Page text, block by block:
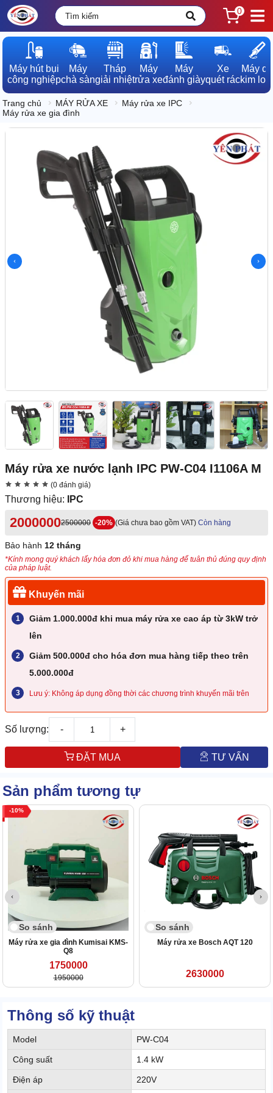
0
Máy hút bụi
công nghiệp
Máy
chà sàn
Tháp
giải nhiệt
Máy
rửa xe
Máy
đánh giày
Xe
quét rác
Máy dò
kim loại
Trang chủ MÁY RỬA XE
Máy rửa xe IPC
Máy rửa xe gia đình
Máy rửa xe nước lạnh IPC PW-C04 I1106A M
(0 đánh giá)
Thương hiệu: IPC
20000002500000 -20% (Giá chưa bao gồm VAT) Còn hàng
Bảo hành 12 tháng
*Kính mong quý khách lấy hóa đơn đỏ khi mua hàng để tuân thủ đúng quy định
của pháp luật.
Khuyến mãi
Giảm 1.000.000đ khi mua máy rửa xe cao áp từ 3kW trở
lên
Giảm 500.000đ cho hóa đơn mua hàng tiếp theo trên
5.000.000đ
Lưu ý: Không áp dụng đồng thời các chương trình khuyến mãi trên
Số lượng: - +
ĐẶT MUA TƯ VẤN
Sản phẩm tương tự
10
So sánh
Máy rửa xe gia đình Kumisai KMS-
Q8
1750000
1950000
So sánh
Máy rửa xe Bosch AQT 120
2630000
Thông số kỹ thuật
Model PW-C04
Công suất 1.4 kW
Điện áp 220V